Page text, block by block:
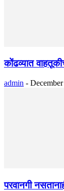
कोंढव्यात
admin -
परवानगी